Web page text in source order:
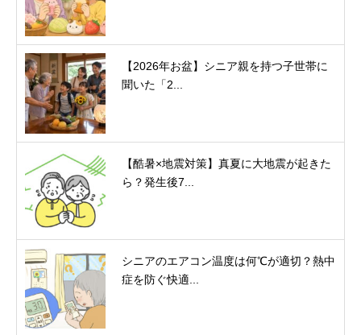
【2026年お盆】シニア親を持つ子世帯に
聞いた「2...
【酷暑×地震対策】真夏に大地震が起きた
ら？発生後7...
シニアのエアコン温度は何℃が適切？熱中
症を防ぐ快適...